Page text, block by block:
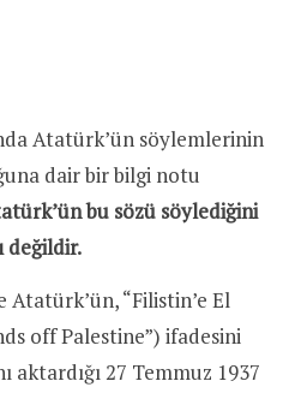
Atatürk’ün söylemlerinin
dair bir bilgi notu
bu sözü söylediğini
değildir.
“Filistin’e El
off Palestine”) ifadesini
aktardığı 27 Temmuz 1937